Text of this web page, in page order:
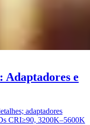
Adaptadores e
adaptadores
CRI≥90, 3200K–5600K